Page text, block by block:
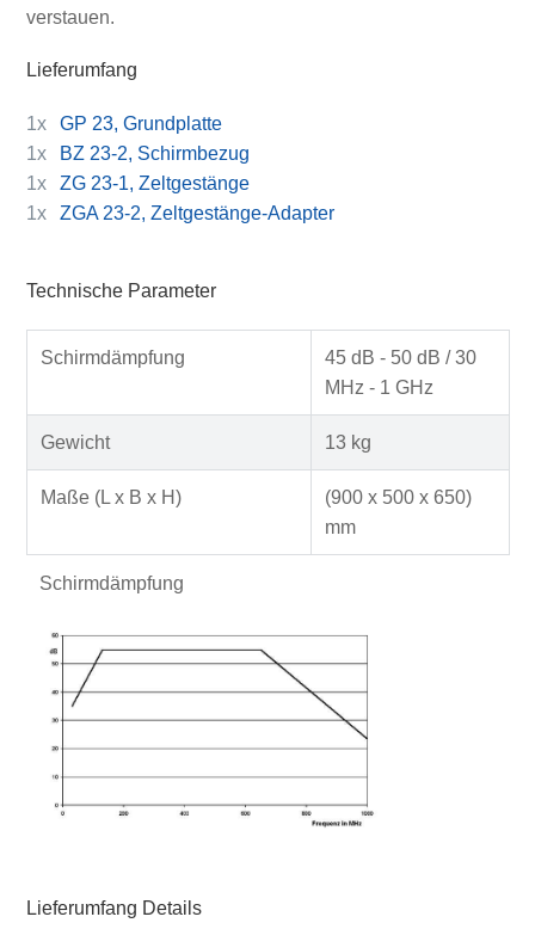
verstauen.
Lieferumfang
1x
GP 23, Grundplatte
1x
BZ 23-2, Schirmbezug
1x
ZG 23-1, Zeltgestänge
1x
ZGA 23-2, Zeltgestänge-Adapter
Technische Parameter
Schirmdämpfung
45 dB - 50 dB / 30
MHz - 1 GHz
Gewicht 13 kg
Maße (L x B x H)
(900 x 500 x 650)
mm
Schirmdämpfung
Lieferumfang Details